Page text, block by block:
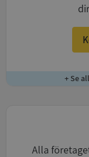
+ Se
Alla